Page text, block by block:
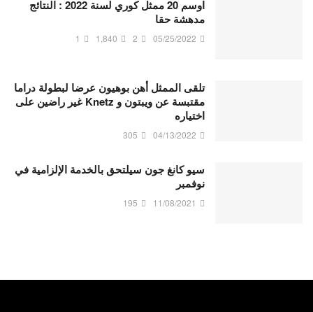
اوسم 20 ممثل كوري لسنة 2022 : النتائج
مدهشة حقا
05/25/2022
2
1,840
1
تلقى الممثل أهن بوهيون عرضا لبطولة دراما
مقتبسة عن ويبتون و Knetz غير راضين على
اختياره
04/13/2022
305
سيو كانغ جون سيلتحق بالخدمة الإلزامية في
نوفمبر
11/08/2021
195